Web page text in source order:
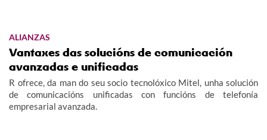
ALIANZAS
Vantaxes das solucións de comunicación
avanzadas e unificadas
R ofrece, da man do seu socio tecnolóxico Mitel, unha solución
de comunicacións unificadas con funcións de telefonía
empresarial avanzada.